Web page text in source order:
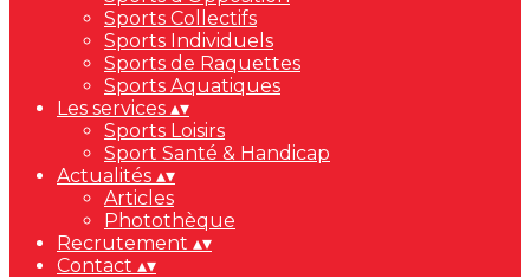
Sports Collectifs
Sports Individuels
Sports de Raquettes
Sports Aquatiques
Les services ▴▾
Sports Loisirs
Sport Santé & Handicap
Actualités ▴▾
Articles
Photothèque
Recrutement ▴▾
Contact ▴▾